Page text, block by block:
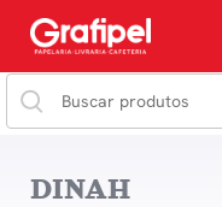
DINAH